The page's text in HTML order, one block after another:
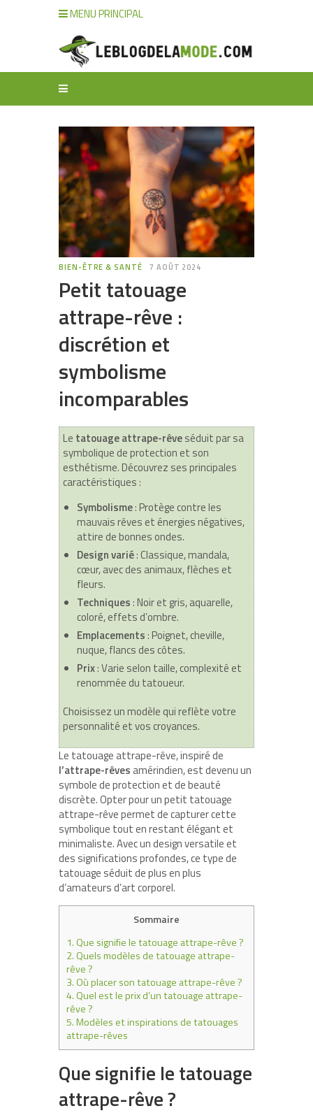
MENU PRINCIPAL
BIEN-ÊTRE & SANTÉ 7 AOÛT 2024
Petit tatouage
attrape-rêve :
discrétion et
symbolisme
incomparables
Le tatouage attrape-rêveséduit par sa
symbolique de protection et son
esthétisme. Découvrez ses principales
caractéristiques :
Symbolisme: Protège contre les
mauvais rêves et énergies négatives,
attire de bonnes ondes.
Design varié: Classique, mandala,
cœur, avec des animaux, flèches et
fleurs.
Techniques: Noir et gris, aquarelle,
coloré, effets d’ombre.
Emplacements: Poignet, cheville,
nuque, flancs des côtes.
Prix: Varie selon taille, complexité et
renommée du tatoueur.
Choisissez un modèle qui reflète votre
personnalité et vos croyances.
Le tatouage attrape-rêve, inspiré de
l’attrape-rêves amérindien, est devenu un
symbole de protection et de beauté
discrète.Opter pour un petit tatouage
attrape-rêvepermet de capturer cette
symbolique tout en restant élégant et
minimaliste. Avec un design versatile et
des significations profondes, ce type de
tatouage séduit de plus en plus
d’amateurs d’art corporel.
Sommaire
1.Que signifie le tatouage attrape-rêve ?
2.Quels modèles de tatouage attrape-
rêve ?
3.Où placer son tatouage attrape-rêve ?
4.Quel est le prix d’un tatouage attrape-
rêve ?
5.Modèles et inspirations de tatouages
attrape-rêves
Que signifie le tatouage
attrape-rêve ?